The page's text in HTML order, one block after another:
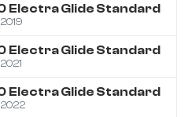
Electra Glide Standard
2019
Electra Glide Standard
2021
Electra Glide Standard
2022